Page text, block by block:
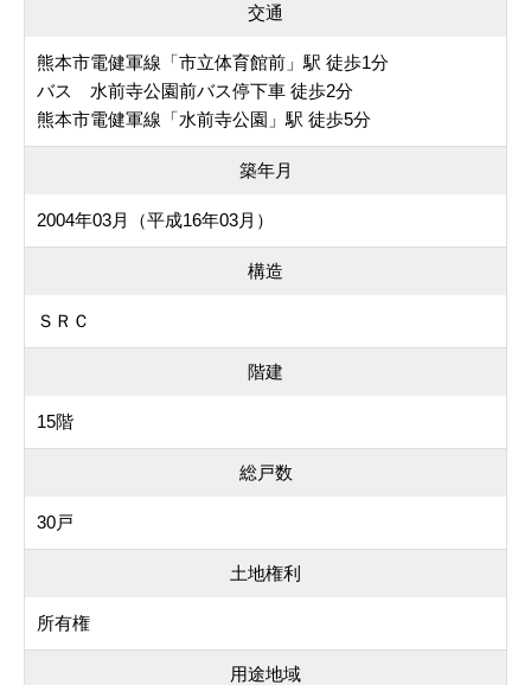
交通
熊本市電健軍線「市立体育館前」駅 徒歩1分
バス 水前寺公園前バス停下車 徒歩2分
熊本市電健軍線「水前寺公園」駅 徒歩5分
築年月
2004年03月（平成16年03月）
構造
ＳＲＣ
階建
15階
総戸数
30戸
土地権利
所有権
用途地域